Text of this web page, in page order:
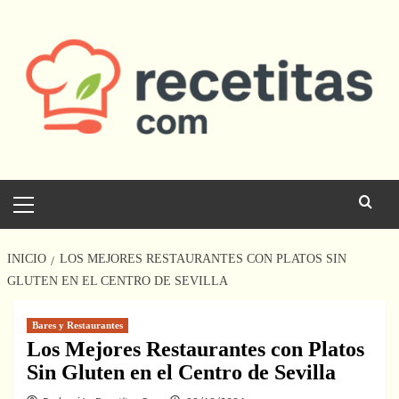
contenido
principal
INICIO
LOS MEJORES RESTAURANTES CON PLATOS SIN
GLUTEN EN EL CENTRO DE SEVILLA
Bares y Restaurantes
Los Mejores Restaurantes con Platos
Sin Gluten en el Centro de Sevilla